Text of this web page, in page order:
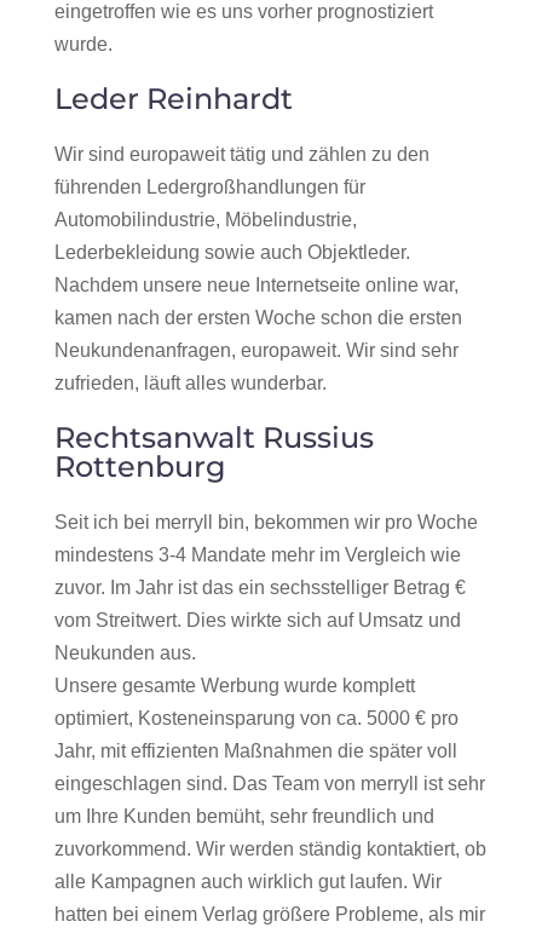
eingetroffen wie es uns vorher prognostiziert
wurde.
Leder Reinhardt
Wir sind europaweit tätig und zählen zu den
führenden Ledergroßhandlungen für
Automobilindustrie, Möbelindustrie,
Lederbekleidung sowie auch Objektleder.
Nachdem unsere neue Internetseite online war,
kamen nach der ersten Woche schon die ersten
Neukundenanfragen, europaweit. Wir sind sehr
zufrieden, läuft alles wunderbar.
Rechtsanwalt Russius
Rottenburg
Seit ich bei merryll bin, bekommen wir pro Woche
mindestens 3-4 Mandate mehr im Vergleich wie
zuvor. Im Jahr ist das ein sechsstelliger Betrag €
vom Streitwert. Dies wirkte sich auf Umsatz und
Neukunden aus.
Unsere gesamte Werbung wurde komplett
optimiert, Kosteneinsparung von ca. 5000 € pro
Jahr, mit effizienten Maßnahmen die später voll
eingeschlagen sind. Das Team von merryll ist sehr
um Ihre Kunden bemüht, sehr freundlich und
zuvorkommend. Wir werden ständig kontaktiert, ob
alle Kampagnen auch wirklich gut laufen. Wir
hatten bei einem Verlag größere Probleme, als mir